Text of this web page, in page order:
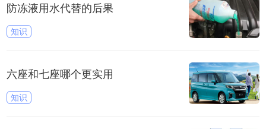
防冻液用水代替的后果
知识
六座和七座哪个更实用
知识